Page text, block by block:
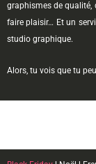
graphismes de qualité,
faire plaisir… Et un
studio graphique.
Alors, tu vois que tu